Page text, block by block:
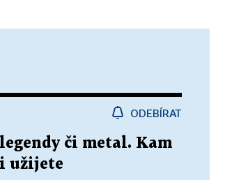
ODEBÍRAT
či metal. Kam
užijete